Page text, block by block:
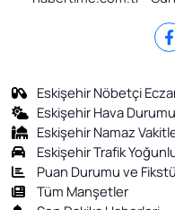
Eskişehir Nöbetçi
Eskişehir Hava Durumu
Eskişehir Namaz
Eskişehir Trafik
Puan Durumu ve
Tüm Manşetler